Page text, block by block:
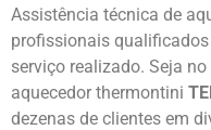
Assistência técnica de
profissionais
serviço realizado. Seja
aquecedor thermontini
dezenas de clientes em